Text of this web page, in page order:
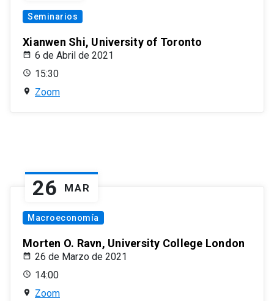
Seminarios
Xianwen Shi, University of Toronto
6 de Abril de 2021
15:30
Zoom
26 MAR
Macroeconomía
Morten O. Ravn, University College London
26 de Marzo de 2021
14:00
Zoom